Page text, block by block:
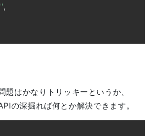
'',
題はかなりトリッキーというか、
の深掘れば何とか解決できます。